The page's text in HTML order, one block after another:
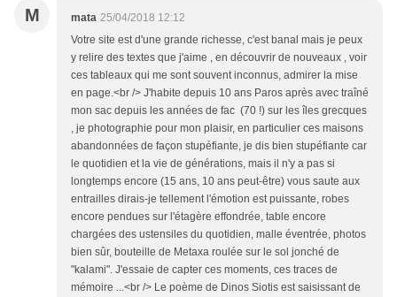
M mata 25/04/2018 12:12
Votre site est d'une grande richesse, c'est banal mais je peux
y relire des textes que j'aime , en découvrir de nouveaux , voir
ces tableaux qui me sont souvent inconnus, admirer la mise
en page.<br /> J'habite depuis 10 ans Paros après avec traîné
mon sac depuis les années de fac (70 !) sur les îles grecques
, je photographie pour mon plaisir, en particulier ces maisons
abandonnées de façon stupéfiante, je dis bien stupéfiante car
le quotidien et la vie de générations, mais il n'y a pas si
longtemps encore (15 ans, 10 ans peut-être) vous saute aux
entrailles dirais-je tellement l'émotion est puissante, robes
encore pendues sur l'étagère effondrée, table encore
chargées des ustensiles du quotidien, malle éventrée, photos
bien sûr, bouteille de Metaxa roulée sur le sol jonché de
"kalami". J'essaie de capter ces moments, ces traces de
mémoire ...<br /> Le poème de Dinos Siotis est saisissant de